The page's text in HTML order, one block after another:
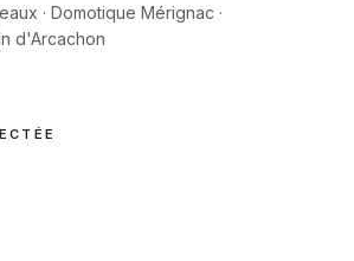
· Domotique Mérignac ·
d'Arcachon